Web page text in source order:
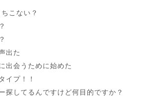
こない？
出た
出会うために始めた
イプ！！
探してるんですけど何目的ですか？